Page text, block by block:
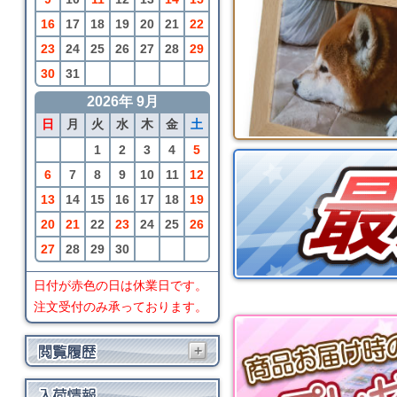
16
17 18 19 20 21
22
23
24 25 26 27 28
29
30
31
2026年 9月
日 月 火 水 木 金
土
1
2 3 4
5
6
7 8 9 10 11
12
13
14 15 16 17 18
19
20
21 22 23 24 25
26
27
28 29 30
日付が赤色の日は休業日です。
注文受付のみ承っております。
+
BRIO
カントリーサイドSP